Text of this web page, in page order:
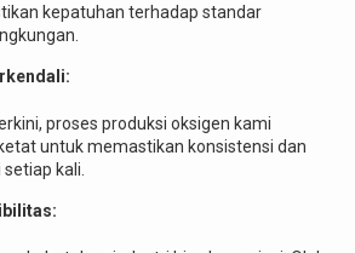
kepatuhan terhadap standar
proses produksi oksigen kami
untuk memastikan konsistensi dan
kali.